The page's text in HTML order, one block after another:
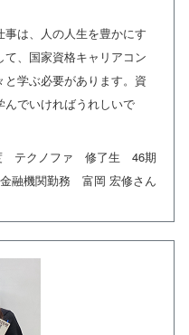
は、人の人生を豊かにす
、国家資格キャリアコン
学ぶ必要があります。資
でいければうれしいで
テクノファ 修了生 46期
金融機関勤務 富岡 宏修さん